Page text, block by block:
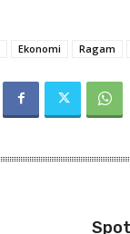
Ekonomi Ragam